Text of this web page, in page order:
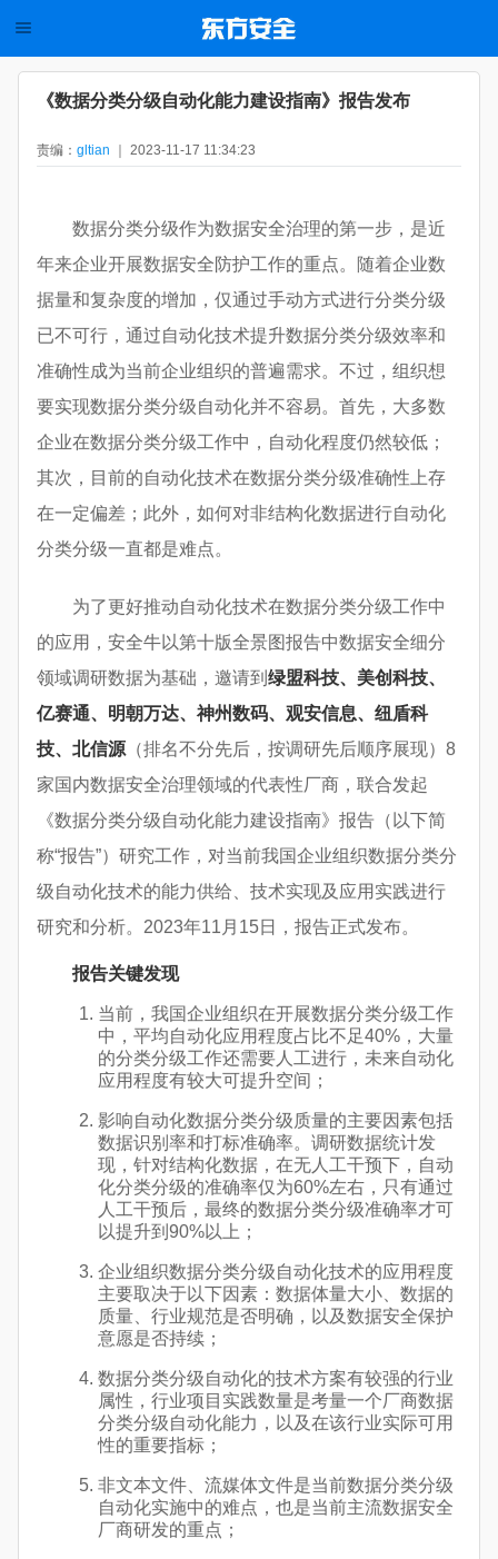
《数据分类分级自动化能力建设指南》报告发布
责编： gltian ｜ 2023-11-17 11:34:23
数据分类分级作为数据安全治理的第一步，是近
年来企业开展数据安全防护工作的重点。随着企业数
据量和复杂度的增加，仅通过手动方式进行分类分级
已不可行，通过自动化技术提升数据分类分级效率和
准确性成为当前企业组织的普遍需求。不过，组织想
要实现数据分类分级自动化并不容易。首先，大多数
企业在数据分类分级工作中，自动化程度仍然较低；
其次，目前的自动化技术在数据分类分级准确性上存
在一定偏差；此外，如何对非结构化数据进行自动化
分类分级一直都是难点。
为了更好推动自动化技术在数据分类分级工作中
的应用，安全牛以第十版全景图报告中数据安全细分
领域调研数据为基础，邀请到 绿盟科技、美创科技、
亿赛通、明朝万达、神州数码、观安信息、纽盾科
技、北信源 （排名不分先后，按调研先后顺序展现）8
家国内数据安全治理领域的代表性厂商，联合发起
《数据分类分级自动化能力建设指南》报告（以下简
称“报告”）研究工作，对当前我国企业组织数据分类分
级自动化技术的能力供给、技术实现及应用实践进行
研究和分析。2023年11月15日，报告正式发布。
报告关键发现
当前，我国企业组织在开展数据分类分级工作
中，平均自动化应用程度占比不足40%，大量
的分类分级工作还需要人工进行，未来自动化
应用程度有较大可提升空间；
影响自动化数据分类分级质量的主要因素包括
数据识别率和打标准确率。调研数据统计发
现，针对结构化数据，在无人工干预下，自动
化分类分级的准确率仅为60%左右，只有通过
人工干预后，最终的数据分类分级准确率才可
以提升到90%以上；
企业组织数据分类分级自动化技术的应用程度
主要取决于以下因素：数据体量大小、数据的
质量、行业规范是否明确，以及数据安全保护
意愿是否持续；
数据分类分级自动化的技术方案有较强的行业
属性，行业项目实践数量是考量一个厂商数据
分类分级自动化能力，以及在该行业实际可用
性的重要指标；
非文本文件、流媒体文件是当前数据分类分级
自动化实施中的难点，也是当前主流数据安全
厂商研发的重点；